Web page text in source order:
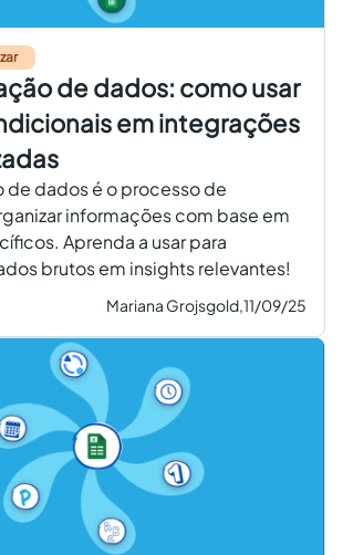
de dados: como usar
em integrações
de dados é o processo de
informações com base em
Aprenda a usar para
brutos em insights relevantes!
Mariana Grojsgold,11/09/25